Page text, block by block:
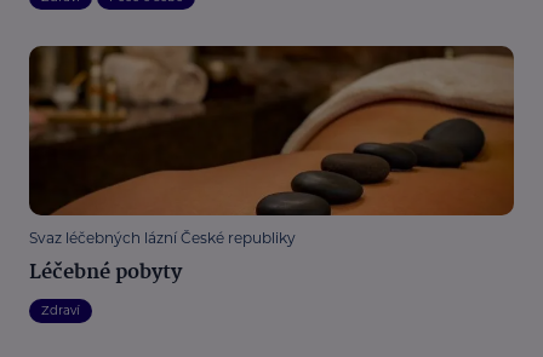
Svaz léčebných lázní České republiky
Léčebné pobyty
Zdraví